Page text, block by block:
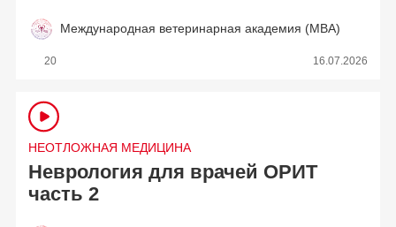
Международная ветеринарная академия (МВА)
20 16.07.2026
НЕОТЛОЖНАЯ МЕДИЦИНА
Неврология для врачей ОРИТ
часть 2